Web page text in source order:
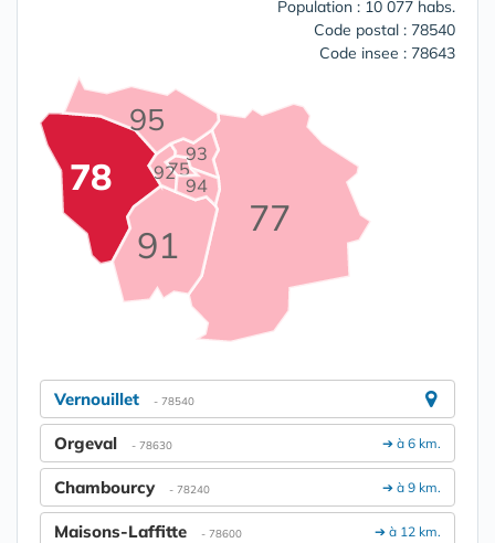
Population : 10 077 habs.
Code postal : 78540
Code insee : 78643
75
77
78
91
92
93
94
95
Vernouillet - 78540
➔ à 6 km.
Orgeval - 78630
➔ à 9 km.
Chambourcy - 78240
➔ à 12 km.
Maisons-Laffitte - 78600